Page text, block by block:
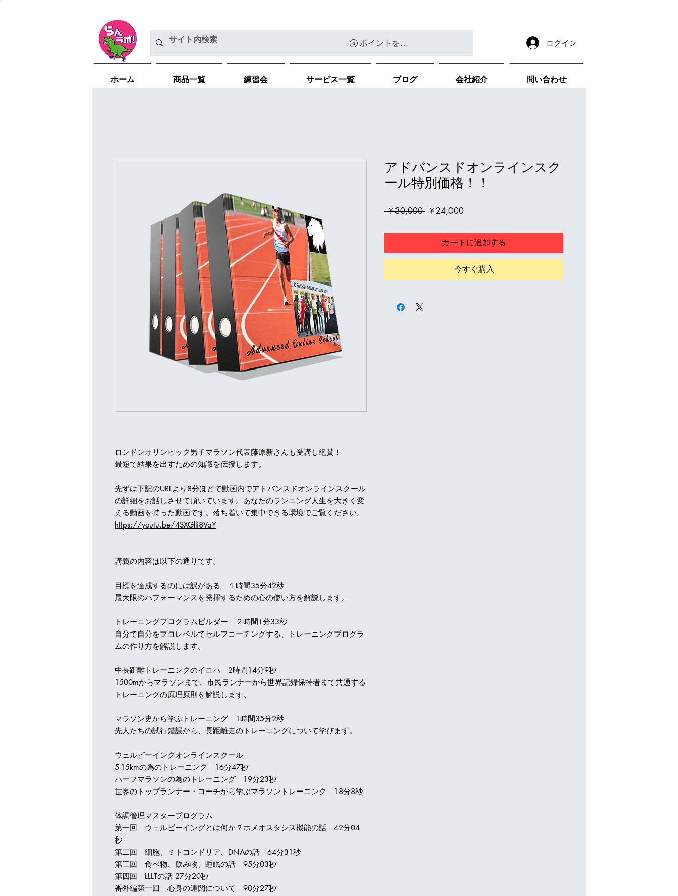
ポイントを表示 ログイン
ホーム 商品一覧 練習会 サービス一覧 ブログ 会社紹介 問い合わせ
ロンドンオリンピック男子マラソン代表藤原新さんも受講し絶賛！
最短で結果を出すための知識を伝授します。
先ずは下記のURLより8分ほどで動画内でアドバンスドオンラインスクール
の詳細をお話しさせて頂いています。あなたのランニング人生を大きく変
える動画を持った動画です。落ち着いて集中できる環境でご覧ください。
https://youtu.be/4SXGlli8VaY
講義の内容は以下の通りです。
目標を達成するのには訳がある １時間35分42秒
最大限のパフォーマンスを発揮するための心の使い方を解説します。
トレーニングプログラムビルダー ２時間1分33秒
自分で自分をプロレベルでセルフコーチングする、トレーニングプログラ
ムの作り方を解説します。
中長距離トレーニングのイロハ 2時間14分9秒
1500mからマラソンまで、市民ランナーから世界記録保持者まで共通する
トレーニングの原理原則を解説します。
マラソン史から学ぶトレーニング 1時間35分2秒
先人たちの試行錯誤から、長距離走のトレーニングについて学びます。
ウェルビーイングオンラインスクール
5-15kmの為のトレーニング 16分47秒
ハーフマラソンの為のトレーニング 19分23秒
世界のトップランナー・コーチから学ぶマラソントレーニング 18分8秒
体調管理マスタープログラム
第一回 ウェルビーイングとは何か？ホメオスタシス機能の話 42分04
秒
第二回 細胞、ミトコンドリア、DNAの話 64分31秒
第三回 食べ物、飲み物、睡眠の話 95分03秒
第四回 LLLTの話 27分20秒
番外編第一回 心身の連関について 90分27秒
アドバンスドオンラインスク
ール特別価格！！
￥30,000 通
価
￥24,000セ
ル
価
格
カートに追加する
今すぐ購入